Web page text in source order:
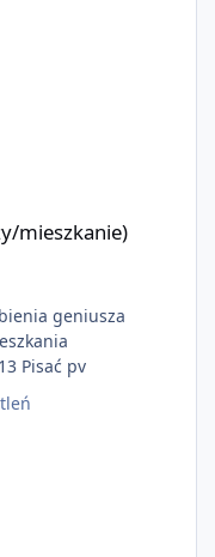
mieszkanie)
geniusza
Pisać pv